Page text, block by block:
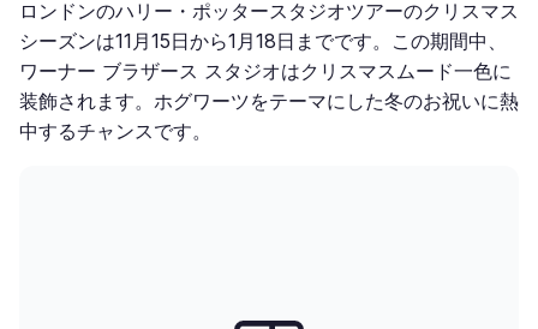
ロンドンのハリー・ポッタースタジオツアーのクリスマス
シーズンは11月15日から1月18日までです。この期間中、
ワーナー ブラザース スタジオはクリスマスムード一色に
装飾されます。ホグワーツをテーマにした冬のお祝いに熱
中するチャンスです。